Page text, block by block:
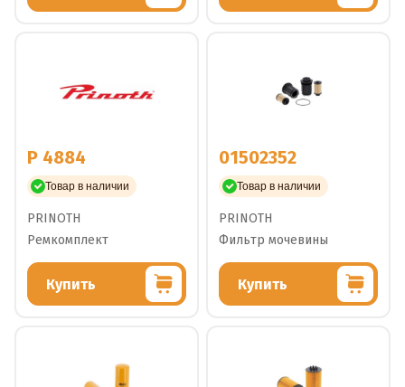
P 4884
Товар в наличии
PRINOTH
Ремкомплект
Купить
01502352
Товар в наличии
PRINOTH
Фильтр мочевины
Купить